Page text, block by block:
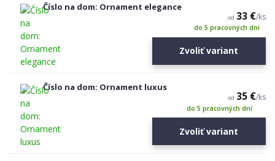
Číslo na dom: Ornament elegance
od 33 €/ks
do 5 pracovných dní
Zvoliť variant
Číslo na dom: Ornament luxus
od 35 €/ks
do 5 pracovných dní
Zvoliť variant